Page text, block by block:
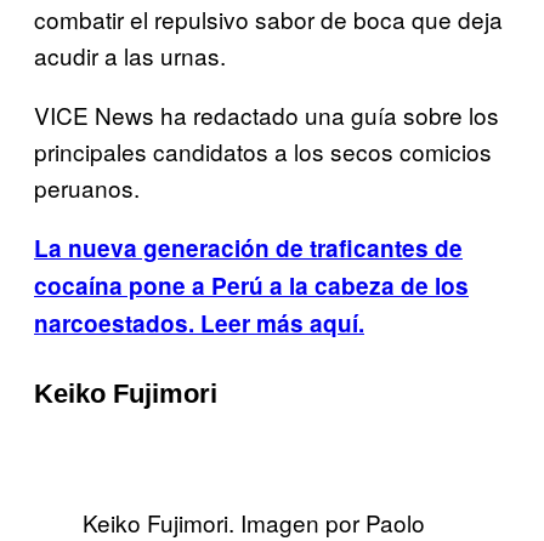
combatir el repulsivo sabor de boca que deja
acudir a las urnas.
VICE News ha redactado una guía sobre los
principales candidatos a los secos comicios
peruanos.
La nueva generación de traficantes de
cocaína pone a Perú a la cabeza de los
narcoestados. Leer más aquí.
Keiko Fujimori
Keiko Fujimori. Imagen por Paolo